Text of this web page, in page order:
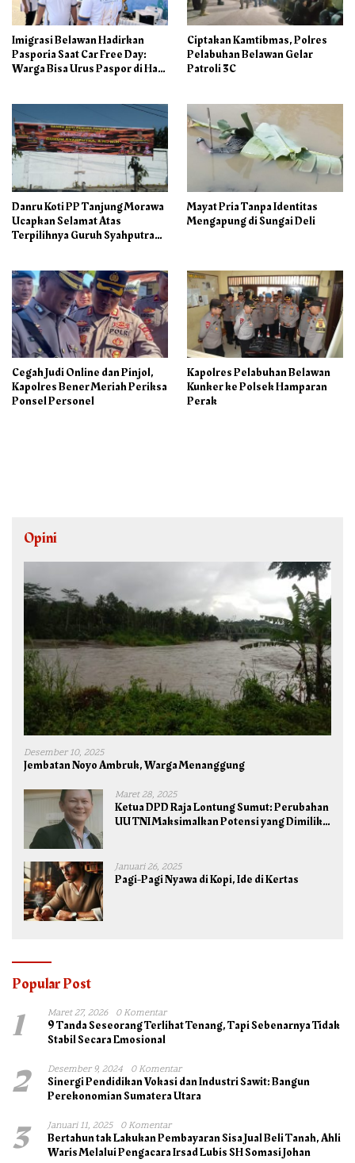
Imigrasi Belawan Hadirkan
Pasporia Saat Car Free Day:
Warga Bisa Urus Paspor di Hari
Ciptakan Kamtibmas, Polres
Pelabuhan Belawan Gelar
Patroli 3C
Danru Koti PP Tanjung Morawa
Ucapkan Selamat Atas
Terpilihnya Guruh Syahputra
Mayat Pria Tanpa Identitas
Mengapung di Sungai Deli
Cegah Judi Online dan Pinjol,
Kapolres Bener Meriah Periksa
Ponsel Personel
Kapolres Pelabuhan Belawan
Kunker ke Polsek Hamparan
Perak
Opini
Desember 10, 2025
Jembatan Noyo Ambruk, Warga Menanggung
Maret 28, 2025
Ketua DPD Raja Lontung Sumut: Perubahan
UU TNI Maksimalkan Potensi yang Dimiliki
Januari 26, 2025
Pagi-Pagi Nyawa di Kopi, Ide di Kertas
Popular Post
1 Maret 27, 2026 0 Komentar
9 Tanda Seseorang Terlihat Tenang, Tapi Sebenarnya Tidak
Stabil Secara Emosional
2 Desember 9, 2024 0 Komentar
Sinergi Pendidikan Vokasi dan Industri Sawit: Bangun
Perekonomian Sumatera Utara
3 Januari 11, 2025 0 Komentar
Bertahun tak Lakukan Pembayaran Sisa Jual Beli Tanah, Ahli
Waris Melalui Pengacara Irsad Lubis SH Somasi Johan